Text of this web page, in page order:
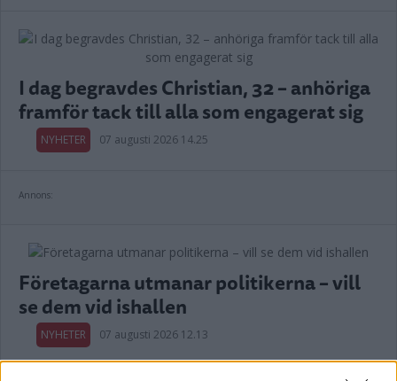
I dag begravdes Christian, 32 – anhöriga
framför tack till alla som engagerat sig
NYHETER 07 augusti 2026 14.25
Annons:
Företagarna utmanar politikerna – vill
se dem vid ishallen
NYHETER 07 augusti 2026 12.13